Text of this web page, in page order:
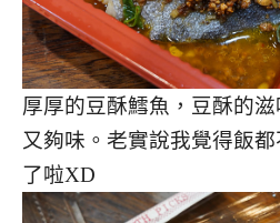
厚厚的豆酥鱈魚，豆酥的
又夠味。老實說我覺得飯
了啦XD